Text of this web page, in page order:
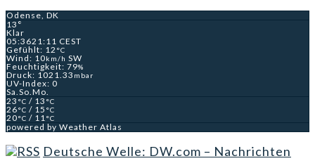
Odense, DK
13°
Klar
05:3621:11 CEST
Gefühlt: 12 °C
Wind: 10km/h SW
Feuchtigkeit: 79%
Druck: 1021.33 mbar
UV-Index: 0
Sa. So. Mo.
23 °C / 13 °C
26°C / 15 °C
20°C / 11 °C
powered by Weather Atlas
Deutsche Welle: DW.com – Nachrichten